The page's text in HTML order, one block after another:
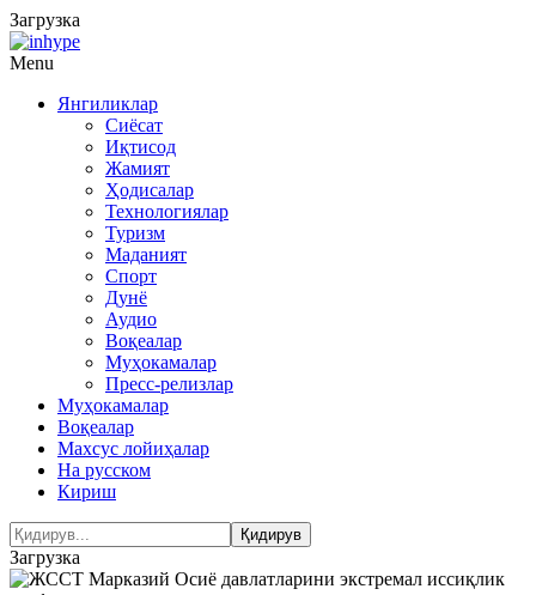
Загрузка
Menu
Янгиликлар
Сиёсат
Иқтисод
Жамият
Ҳодисалар
Технологиялар
Туризм
Маданият
Спорт
Дунё
Аудио
Воқеалар
Муҳокамалар
Пресс-релизлар
Муҳокамалар
Воқеалар
Махсус лойиҳалар
На русском
Кириш
Загрузка